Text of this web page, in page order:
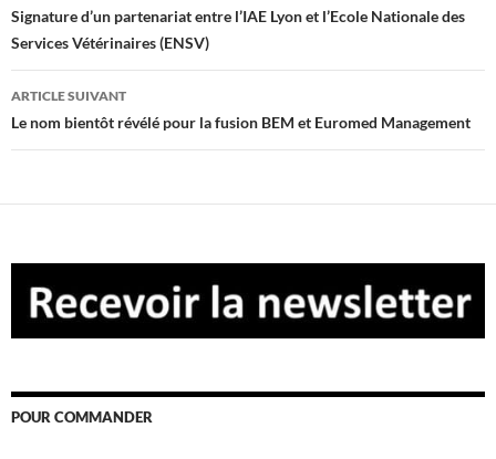
des
articles
Signature d’un partenariat entre l’IAE Lyon et l’Ecole Nationale des
Services Vétérinaires (ENSV)
ARTICLE SUIVANT
Le nom bientôt révélé pour la fusion BEM et Euromed Management
POUR COMMANDER